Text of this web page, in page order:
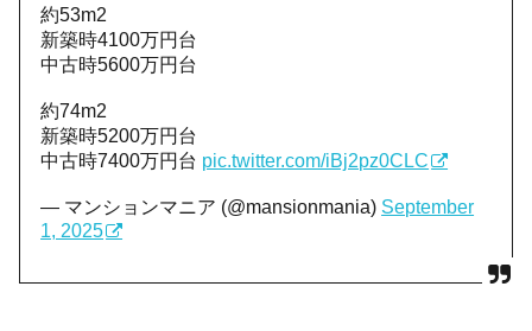
約53m2
新築時4100万円台
中古時5600万円台
約74m2
新築時5200万円台
中古時7400万円台 pic.twitter.com/iBj2pz0CLC
— マンションマニア (@mansionmania) September
1, 2025